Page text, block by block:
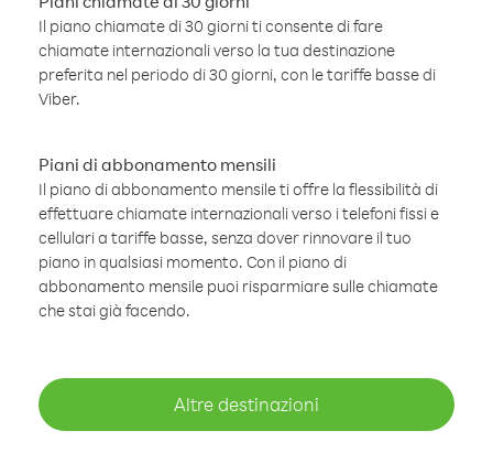
Il piano chiamate di 30 giorni ti consente di fare
chiamate internazionali verso la tua destinazione
preferita nel periodo di 30 giorni, con le tariffe basse di
Viber.
Piani di abbonamento mensili
Il piano di abbonamento mensile ti offre la flessibilità di
effettuare chiamate internazionali verso i telefoni fissi e
cellulari a tariffe basse, senza dover rinnovare il tuo
piano in qualsiasi momento. Con il piano di
abbonamento mensile puoi risparmiare sulle chiamate
che stai già facendo.
Altre destinazioni